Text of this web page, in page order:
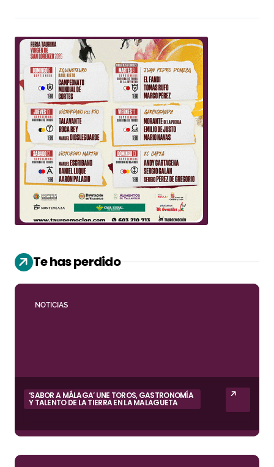
Te has perdido
NOTICIAS
‘SABOR A MÁLAGA’ UNE TOROS, GASTRONOMÍA
Y TALENTO DE LA TIERRA EN LA MALAGUETA